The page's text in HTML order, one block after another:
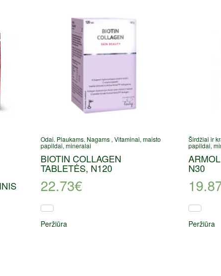
Odai. Plaukams. Nagams ,Vitaminai, maisto
papildai, mineralai
BIOTIN COLLAGEN
TABLETĖS, N120
22.73€
Peržiūra
Širdžiai ir
papildai,
N30
Peržiūra